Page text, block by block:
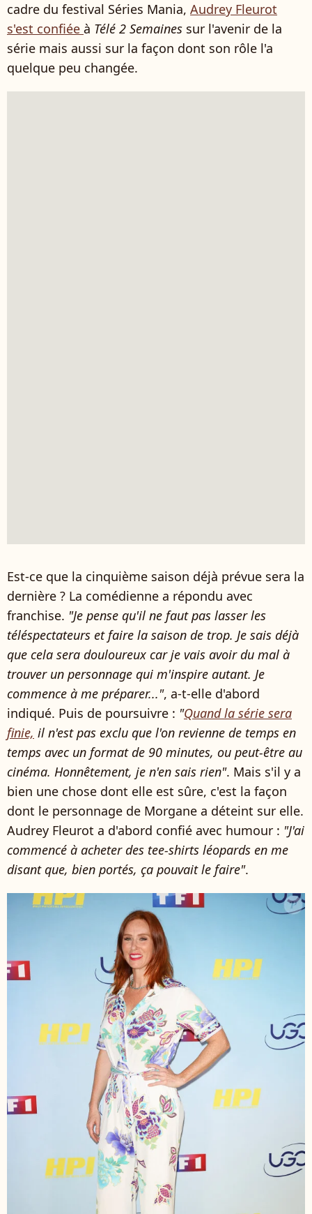
cadre du festival Séries Mania, Audrey Fleurot
s'est confiée à Télé 2 Semaines sur l'avenir de la
série mais aussi sur la façon dont son rôle l'a
quelque peu changée.
Est-ce que la cinquième saison déjà prévue sera la
dernière ? La comédienne a répondu avec
franchise. "Je pense qu'il ne faut pas lasser les
téléspectateurs et faire la saison de trop. Je sais déjà
que cela sera douloureux car je vais avoir du mal à
trouver un personnage qui m'inspire autant. Je
commence à me préparer...", a-t-elle d'abord
indiqué. Puis de poursuivre : "Quand la série sera
finie, il n'est pas exclu que l'on revienne de temps en
temps avec un format de 90 minutes, ou peut-être au
cinéma. Honnêtement, je n'en sais rien". Mais s'il y a
bien une chose dont elle est sûre, c'est la façon
dont le personnage de Morgane a déteint sur elle.
Audrey Fleurot a d'abord confié avec humour : "J'ai
commencé à acheter des tee-shirts léopards en me
disant que, bien portés, ça pouvait le faire".